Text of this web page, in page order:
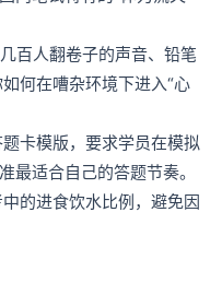
百人翻卷子的声音、铅笔
何在嘈杂环境下进入“心
卡模版，要求学员在模拟
最适合自己的答题节奏。
的进食饮水比例，避免因